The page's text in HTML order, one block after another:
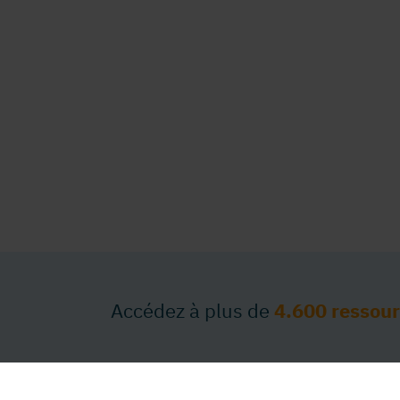
Accédez à plus de 4.600